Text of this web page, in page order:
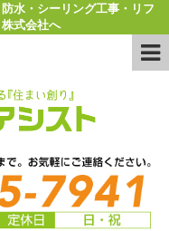
水・シーリング工事・リフ
式会社へ